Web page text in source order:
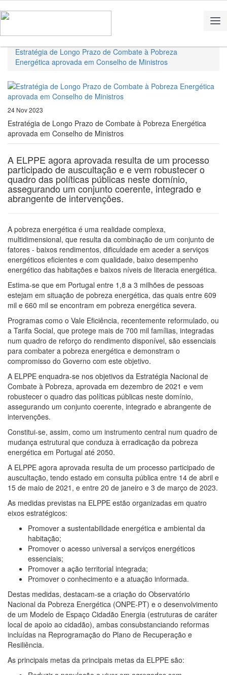
Estratégia de Longo Prazo de Combate à Pobreza
Energética aprovada em Conselho de Ministros
24 Nov 2023
Estratégia de Longo Prazo de Combate à Pobreza Energética
aprovada em Conselho de Ministros
A ELPPE agora aprovada resulta de um processo
participado de auscultação e e vem robustecer o
quadro das políticas públicas neste domínio,
assegurando um conjunto coerente, integrado e
abrangente de intervenções.
A pobreza energética é uma realidade complexa,
multidimensional, que resulta da combinação de um conjunto de
fatores - baixos rendimentos, dificuldade em aceder a serviços
energéticos eficientes e com qualidade, baixo desempenho
energético das habitações e baixos níveis de literacia energética.
Estima-se que em Portugal entre 1,8 a 3 milhões de pessoas
estejam em situação de pobreza energética, das quais entre 609
mil e 660 mil se encontram em pobreza energética severa.
Programas como o Vale Eficiência, recentemente reformulado, ou
a Tarifa Social, que protege mais de 700 mil famílias, integradas
num quadro de reforço do rendimento disponível, são essenciais
para combater a pobreza energética e demonstram o
compromisso do Governo com este objetivo.
A ELPPE enquadra-se nos objetivos da Estratégia Nacional de
Combate à Pobreza, aprovada em dezembro de 2021 e vem
robustecer o quadro das políticas públicas neste domínio,
assegurando um conjunto coerente, integrado e abrangente de
intervenções.
Constitui-se, assim, como um instrumento central num quadro de
mudança estrutural que conduza à erradicação da pobreza
energética em Portugal até 2050.
A ELPPE agora aprovada resulta de um processo participado de
auscultação, tendo estado em consulta pública entre 14 de abril e
15 de maio de 2021, e entre 20 de janeiro e 3 de março de 2023.
As medidas previstas na ELPPE estão organizadas em quatro
eixos estratégicos:
Promover a sustentabilidade energética e ambiental da
habitação;
Promover o acesso universal a serviços energéticos
essenciais;
Promover a ação territorial integrada;
Promover o conhecimento e a atuação informada.
Destas medidas, destacam-se a criação do Observatório
Nacional da Pobreza Energética (ONPE-PT) e o desenvolvimento
de um Modelo de Espaço Cidadão Energia (estruturas de caráter
local de apoio ao cidadão), ambas consubstanciando reformas
incluídas na Reprogramação do Plano de Recuperação e
Resiliência.
As principais metas da principais metas da ELPPE são: